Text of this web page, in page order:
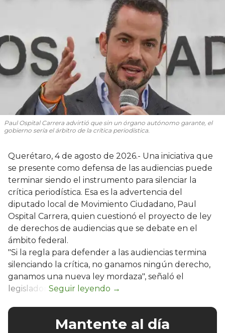
Paul Ospital Carrera advirtió que sin un órgano autónomo garante, el
gobierno sería el árbitro de la crítica periodística.
Querétaro, 4 de agosto de 2026.- Una iniciativa que
se presente como defensa de las audiencias puede
terminar siendo el instrumento para silenciar la
crítica periodística. Esa es la advertencia del
diputado local de Movimiento Ciudadano, Paul
Ospital Carrera, quien cuestionó el proyecto de ley
de derechos de audiencias que se debate en el
ámbito federal.
"Si la regla para defender a las audiencias termina
silenciando la crítica, no ganamos ningún derecho,
ganamos una nueva ley mordaza", señaló el
legislador.
Mantente al día